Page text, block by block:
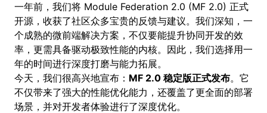
一年前，我们将 Module Federation 2.0 (MF 2.0) 正式
开源，收获了社区众多宝贵的反馈与建议。我们深知，一
个成熟的微前端解决方案，不仅要能提升协同开发的效
率，更需具备驱动极致性能的内核。因此，我们选择用一
年的时间进行深度打磨与能力拓展。
今天，我们很高兴地宣布： MF 2.0 稳定版正式发布。它
不仅带来了强大的性能优化能力，还覆盖了更全面的部署
场景，并对开发者体验进行了深度优化。